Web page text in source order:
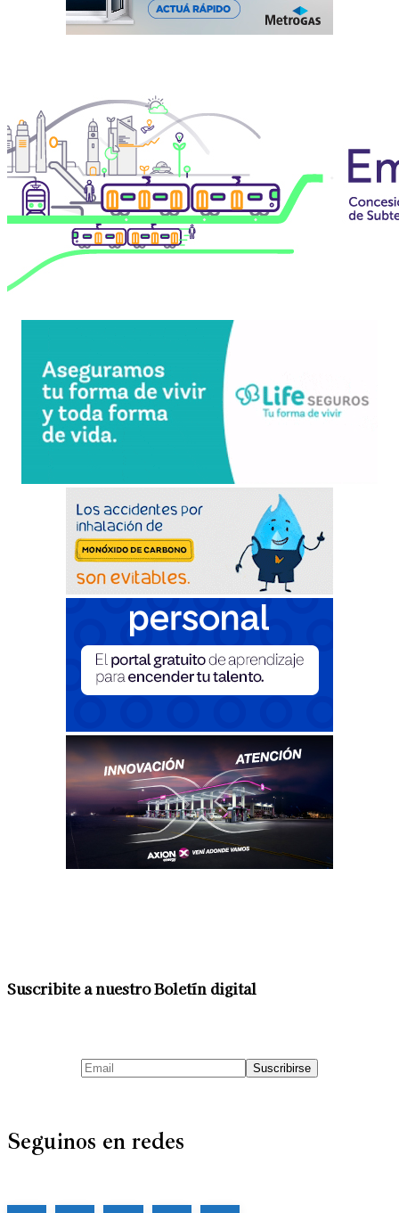
Suscribite a nuestro Boletín digital
Seguinos en redes